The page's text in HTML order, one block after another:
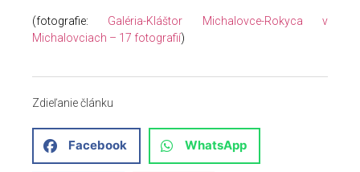
(fotografie: Galéria-Kláštor Michalovce-Rokyca v
Michalovciach – 17 fotografií)
Zdieľanie článku
Facebook WhatsApp